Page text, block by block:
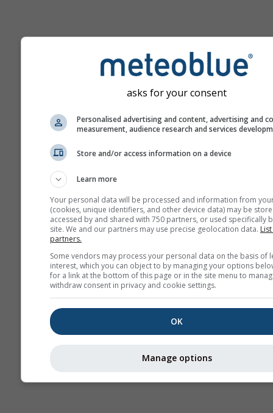
asks for your consent
Personalised advertising and content, advertising and
measurement, audience research and services
Store and/or access information on a device
Learn more
Your personal data will be processed and information from
(cookies, unique identifiers, and other device data) may be
accessed by and shared with 750 partners, or used specifically
site. We and our partners may use precise geolocation data.
partners.
Some vendors may process your personal data on the basis of
interest, which you can object to by managing your options
for a link at the bottom of this page or in the site menu to
withdraw consent in privacy and cookie settings.
OK
Manage options